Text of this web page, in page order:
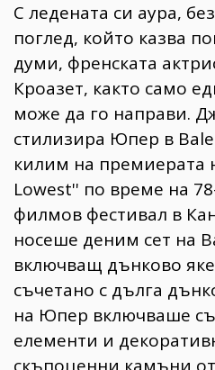
С ледената си аура,
поглед, който казва
думи, френската
Кроазет, както само
може да го направи.
стилизира Юпер в
килим на премиерата
Lowest'' по време на
филмов фестивал в
носеше деним сет на
включващ дънково
съчетано с дълга
на Юпер включваше
елементи и